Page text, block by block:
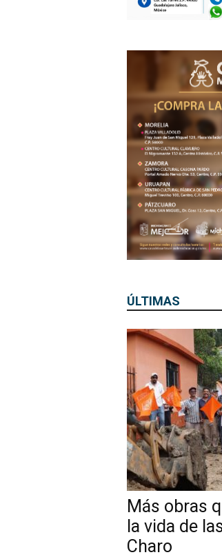
ÚLTIMAS
Más obras
la vida de
Charo